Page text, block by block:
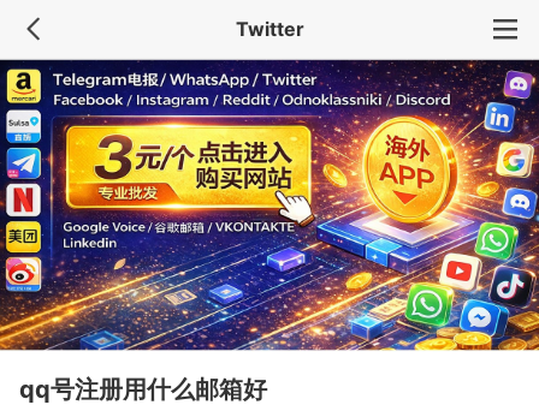
Twitter
qq号注册用什么邮箱好